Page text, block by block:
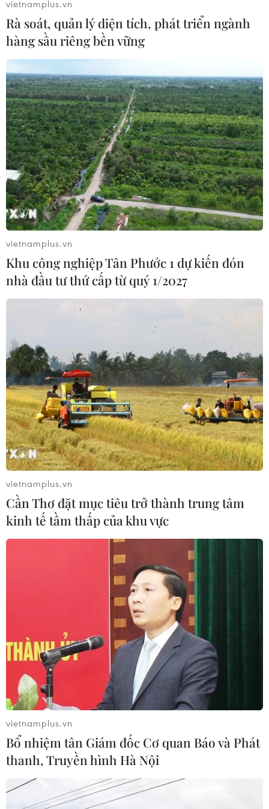
Lượng người di cư giảm kỷ lục do nhiều
nước đóng biên giới vì đại dịch
29/10/2021 00:05
Trong báo cáo xu hướng di cư quốc tế công bố ngày
28/10, Tổ chức Hợp tác và Phát triển Kinh tế (OECD) cho
biết trong năm ngoái, có khoảng 3,7 triệu người đã
nhập cư tại 38 nền kinh tế thuộc OECD.
vietnamplus.vn
Rà soát, quản lý diện tích, phát triển ngành
hàng sầu riêng bền vững
vietnamplus.vn
Khu công nghiệp Tân Phước 1 dự kiến đón
nhà đầu tư thứ cấp từ quý 1/2027
vietnamplus.vn
Cần Thơ đặt mục tiêu trở thành trung tâm
kinh tế tầm thấp của khu vực
vietnamplus.vn
Bổ nhiệm tân Giám đốc Cơ quan Báo và Phát
thanh, Truyền hình Hà Nội